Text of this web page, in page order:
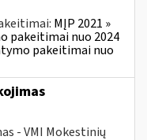
MĮP 2021 »
pakeitimai nuo 2024
pakeitimai nuo
- VMI Mokestinių